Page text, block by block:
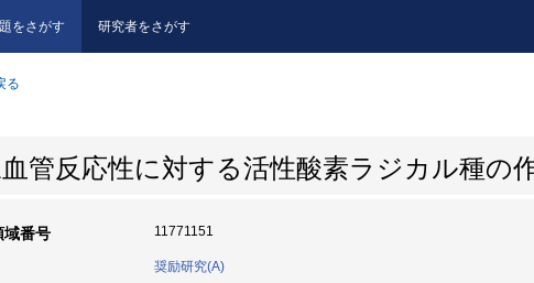
をさがす 研究者をさがす
る
管反応性に対する活性酸素ラジカル種の
域番号 11771151
奨励研究(A)